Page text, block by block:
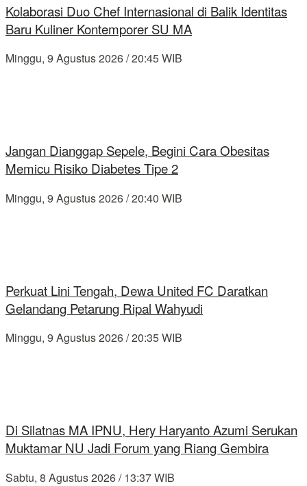
Kolaborasi Duo Chef Internasional di Balik Identitas
Baru Kuliner Kontemporer SU MA
Minggu, 9 Agustus 2026 / 20:45 WIB
Jangan Dianggap Sepele, Begini Cara Obesitas
Memicu Risiko Diabetes Tipe 2
Minggu, 9 Agustus 2026 / 20:40 WIB
Perkuat Lini Tengah, Dewa United FC Daratkan
Gelandang Petarung Ripal Wahyudi
Minggu, 9 Agustus 2026 / 20:35 WIB
Di Silatnas MA IPNU, Hery Haryanto Azumi Serukan
Muktamar NU Jadi Forum yang Riang Gembira
Sabtu, 8 Agustus 2026 / 13:37 WIB